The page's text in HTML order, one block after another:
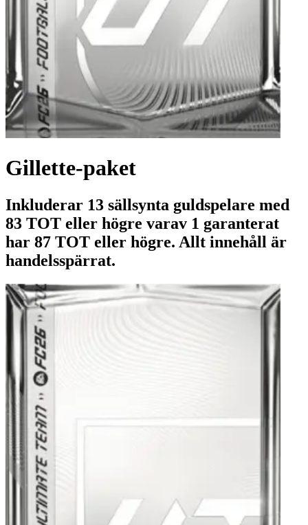
Gillette-paket
Inkluderar 13 sällsynta guldspelare med
83 TOT eller högre varav 1 garanterat
har 87 TOT eller högre. Allt innehåll är
handelsspärrat.